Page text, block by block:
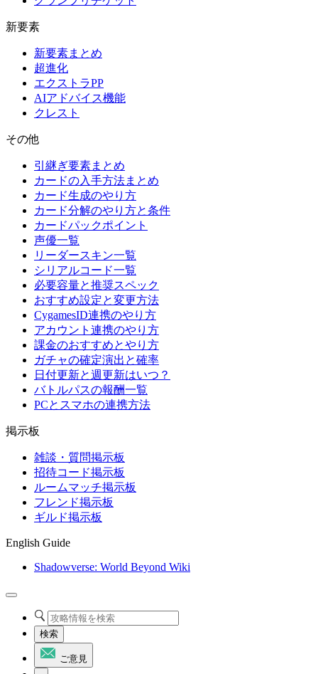
新要素
新要素まとめ
超進化
エクストラPP
AIアドバイス機能
クレスト
その他
引継ぎ要素まとめ
カードの入手方法まとめ
カード生成のやり方
カード分解のやり方と条件
カードパックポイント
声優一覧
リーダースキン一覧
シリアルコード一覧
必要容量と推奨スペック
おすすめ設定と変更方法
CygamesID連携のやり方
アカウント連携のやり方
課金のおすすめとやり方
ガチャの確定演出と確率
日付更新と週更新はいつ？
バトルパスの報酬一覧
PCとスマホの連携方法
掲示板
雑談・質問掲示板
招待コード掲示板
ルームマッチ掲示板
フレンド掲示板
ギルド掲示板
English Guide
Shadowverse: World Beyond Wiki
検索
ご意見